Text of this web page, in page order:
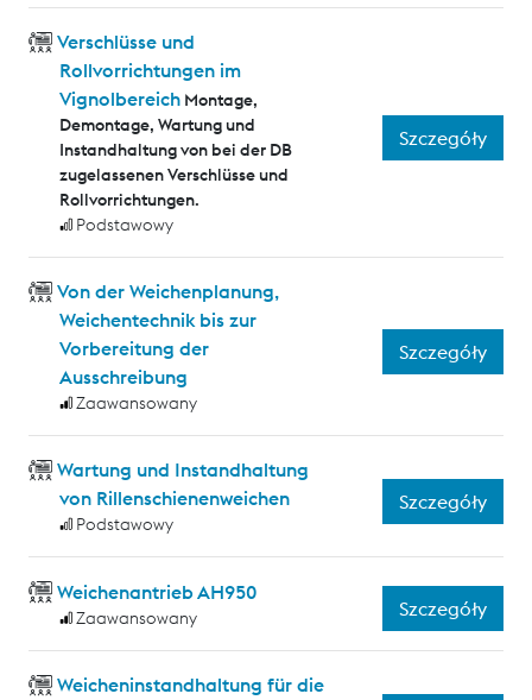
Verschlüsse und
Rollvorrichtungen im
Vignolbereich Montage,
Demontage, Wartung und
Instandhaltung von bei der DB
zugelassenen Verschlüsse und
Rollvorrichtungen.
Podstawowy
Szczegóły
Von der Weichenplanung,
Weichentechnik bis zur
Vorbereitung der
Ausschreibung
Zaawansowany
Szczegóły
Wartung und Instandhaltung
von Rillenschienenweichen
Podstawowy
Szczegóły
Weichenantrieb AH950
Zaawansowany Szczegóły
Weicheninstandhaltung für die